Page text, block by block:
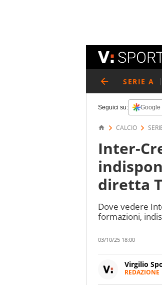
SERIE A
Seguici su: Google
CALCIO
Inter-
diretta
Dove vedere
formazioni,
03/10/25 18:00
Virgilio
REDAZIONE